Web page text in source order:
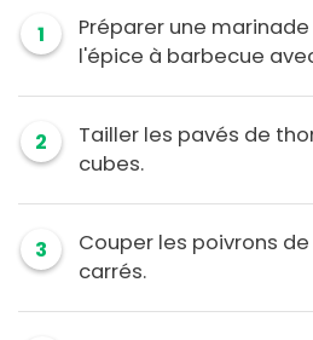
1
Préparer une
l'épice à barbecue
2
Tailler les pavés de
cubes.
3
Couper les poivrons
carrés.